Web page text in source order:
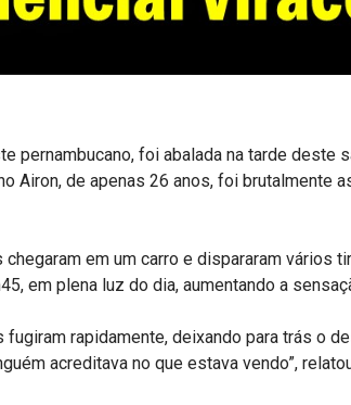
pernambucano, foi abalada na tarde deste
Airon, de apenas 26 anos, foi brutalmente
chegaram em um carro e dispararam vários
em plena luz do dia, aumentando a
rapidamente, deixando para trás o
acreditava no que estava vendo”,